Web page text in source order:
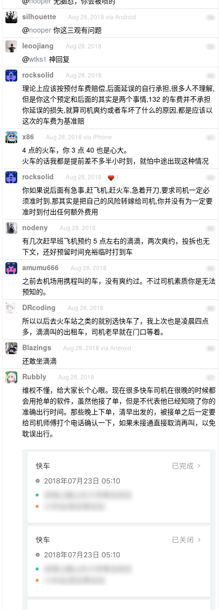
58
silhouette Aug 28, 2018 via Android
@nooper 你这三观有问题
59
leoojiang Aug 28, 2018
@wtks1 神回复
60
rocksolid Aug 28, 2018
理论上应该按预付车费赔偿,后面延误的自行承担,很多人不理解,
但是你这个预定和后面的其实是两个事情,132 的车费并不承担
你延误的损失,就算司机爽约或者车坏了什么的原因,都是应该以
这次的车费为基准赔
61
x86 Aug 28, 2018 via iPhone
4 点的火车，你 3 点 40 也是心大。
火车的话我都是提前差不多半小时到，就怕中途出现这种情况
62
rocksolid Aug 28, 2018 1
你如果说后面有急事,赶飞机,赶火车,急着开刀,要求司机一定必
须准时到,那其实是把自己的风险转嫁给司机,你并没有为一定要
准时到付出任何额外费用
63
nodeny Aug 28, 2018
有几次赶早班飞机预约 5 点左右的滴滴，两次爽约，投拆也无
下文，还好预留时间充裕临时打到车
64
amumu666 Aug 28, 2018
之前去机场用携程叫的车，没有爽约过。不过司机素质你是无法
预知的。
65
DRcoding Aug 28, 2018
所以以后去火车站之类的就别选快车了，我上次也是凌晨四点
多，滴滴叫的出租车，司机老早就在门口等着。
66
Blazings Aug 28, 2018 via Android
还敢坐滴滴
67
Rubbly Aug 28, 2018
维权不懂，给大家长个心眼。现在很多快车司机在很晚的时候都
会用抢单的软件，虽然他接了单，但是不代表他已经知晓了你的
准确出行时间。那些晚上下单，清早出发的，被接单之后一定要
给司机师傅打个电话确认一下，如果未接通直接取消再叫，以免
耽误出行。